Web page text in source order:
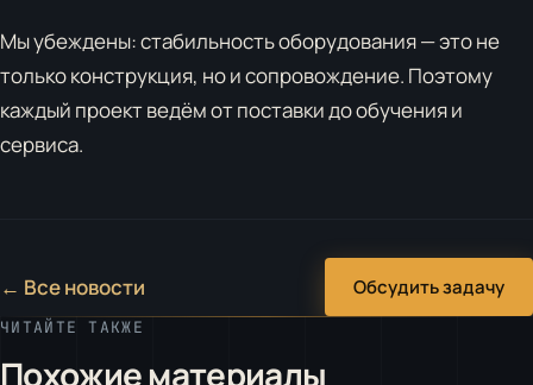
Мы убеждены: стабильность оборудования — это не
только конструкция, но и сопровождение. Поэтому
каждый проект ведём от поставки до обучения и
сервиса.
← Все новости Обсудить задачу
ЧИТАЙТЕ ТАКЖЕ
Похожие материалы